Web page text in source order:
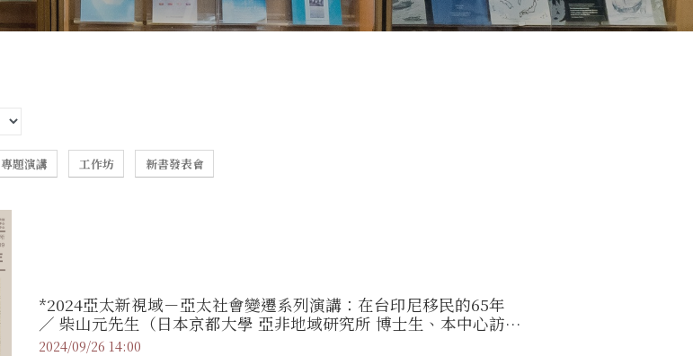
專題演講 工作坊 新書發表會
*2024亞太新視域－亞太社會變遷系列演講：在台印尼移民的65年
／ 柴山元先生（日本京都大學 亞非地域研究所 博士生、本中心訪問
學員）
2024/09/26 14:00